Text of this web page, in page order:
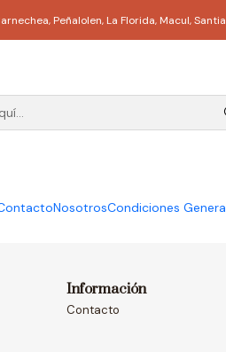
NosotrosCondiciones
Peñalolen, La Florida, Macul,
Inicio Macaron
Información
Contacto